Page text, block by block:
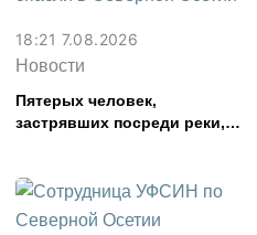
18:21 7.08.2026
Новости
Пятерых человек,
застрявших посреди реки,